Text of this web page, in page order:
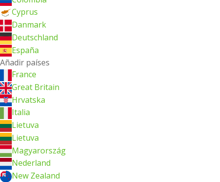
Cyprus
Danmark
Deutschland
España
Añadir países
France
Great Britain
Hrvatska
Italia
Lietuva
Lietuva
Magyarország
Nederland
New Zealand